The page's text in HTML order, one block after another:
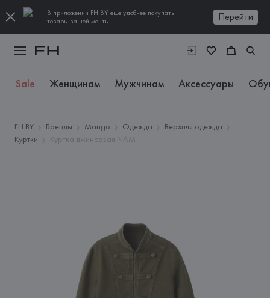
В приложении FH.BY еще удобнее покупать
товары вашей мечты
Перейти
Sale Женщинам Мужчинам Аксессуары
FH.BY Бренды Mango Одежда
Верхняя одежда
Куртки
Куртка джинсовая NAM